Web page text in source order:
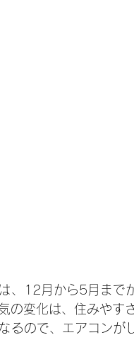
、12月から5月ま
の変化は、住みやす
るので、エアコンが